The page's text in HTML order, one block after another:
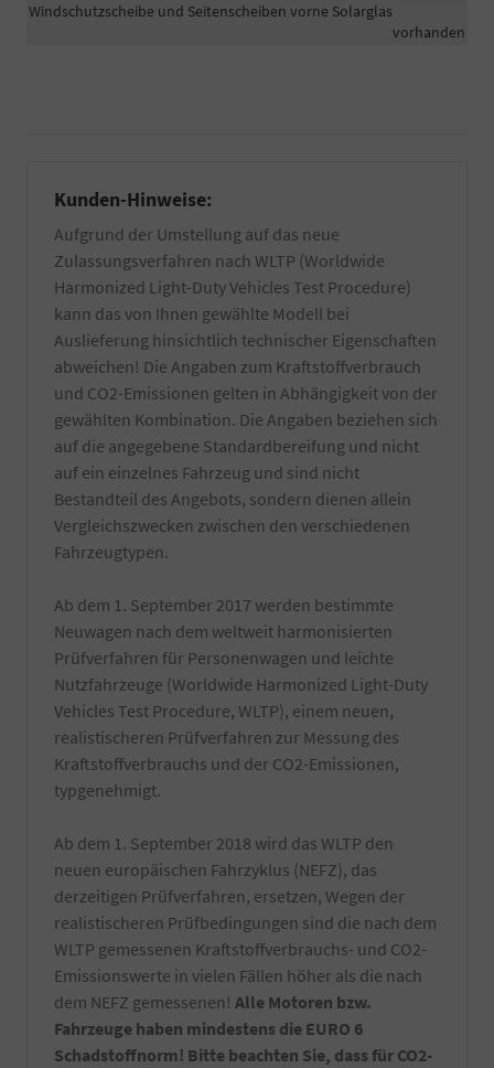
Windschutzscheibe und Seitenscheiben vorne Solarglas
vorhanden
Kunden-Hinweise:
Aufgrund der Umstellung auf das neue
Zulassungsverfahren nach WLTP (Worldwide
Harmonized Light-Duty Vehicles Test Procedure)
kann das von Ihnen gewählte Modell bei
Auslieferung hinsichtlich technischer Eigenschaften
abweichen! Die Angaben zum Kraftstoffverbrauch
und CO2-Emissionen gelten in Abhängigkeit von der
gewählten Kombination. Die Angaben beziehen sich
auf die angegebene Standardbereifung und nicht
auf ein einzelnes Fahrzeug und sind nicht
Bestandteil des Angebots, sondern dienen allein
Vergleichszwecken zwischen den verschiedenen
Fahrzeugtypen.
Ab dem 1. September 2017 werden bestimmte
Neuwagen nach dem weltweit harmonisierten
Prüfverfahren für Personenwagen und leichte
Nutzfahrzeuge (Worldwide Harmonized Light-Duty
Vehicles Test Procedure, WLTP), einem neuen,
realistischeren Prüfverfahren zur Messung des
Kraftstoffverbrauchs und der CO2-Emissionen,
typgenehmigt.
Ab dem 1. September 2018 wird das WLTP den
neuen europäischen Fahrzyklus (NEFZ), das
derzeitigen Prüfverfahren, ersetzen, Wegen der
realistischeren Prüfbedingungen sind die nach dem
WLTP gemessenen Kraftstoffverbrauchs- und CO2-
Emissionswerte in vielen Fällen höher als die nach
dem NEFZ gemessenen! Alle Motoren bzw.
Fahrzeuge haben mindestens die EURO 6
Schadstoffnorm! Bitte beachten Sie, dass für CO2-